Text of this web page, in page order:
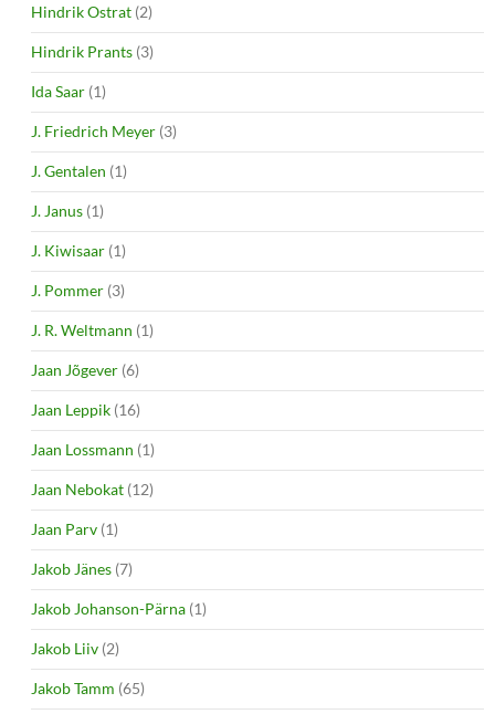
Hindrik Ostrat (2)
Hindrik Prants (3)
Ida Saar (1)
J. Friedrich Meyer (3)
J. Gentalen (1)
J. Janus (1)
J. Kiwisaar (1)
J. Pommer (3)
J. R. Weltmann (1)
Jaan Jõgever (6)
Jaan Leppik (16)
Jaan Lossmann (1)
Jaan Nebokat (12)
Jaan Parv (1)
Jakob Jänes (7)
Jakob Johanson-Pärna (1)
Jakob Liiv (2)
Jakob Tamm (65)